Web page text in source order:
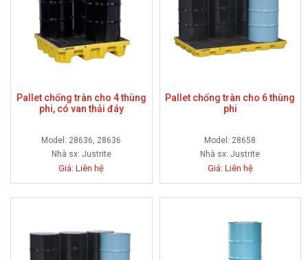
Pallet chống tràn cho 4 thùng
phi, có van thải đáy
Model: 28636, 28636
Nhà sx: Justrite
Giá: Liên hệ
Pallet chống tràn cho 6 thùng
phi
Model: 28658
Nhà sx:Justrite
Giá: Liên hệ